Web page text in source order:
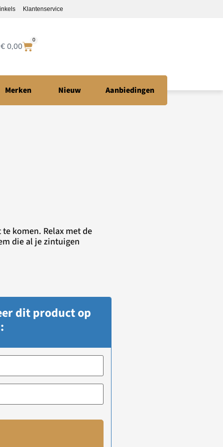
Klantenservice
€ 0,00
0
Merken Nieuw Aanbiedingen
komen. Relax met de
die al je zintuigen
dit product op